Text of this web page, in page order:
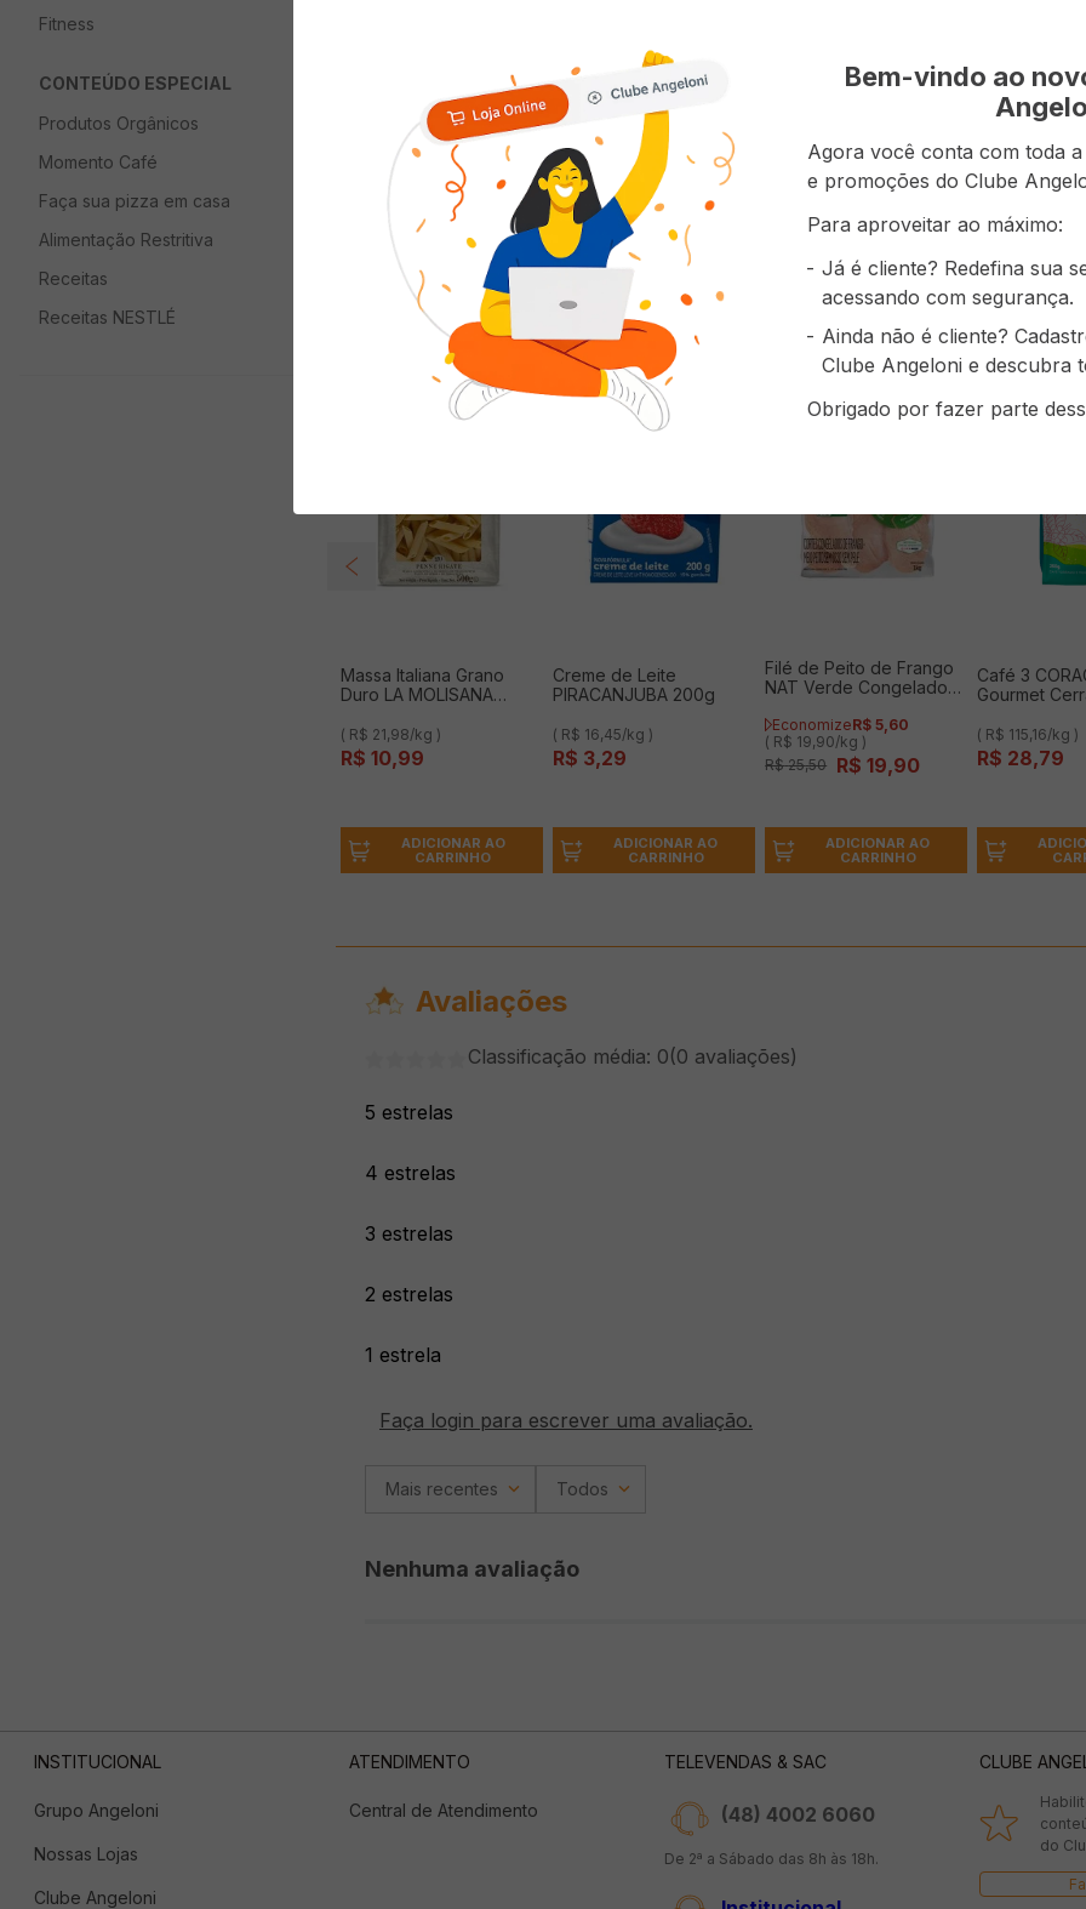
Fitness
CONTEÚDO ESPECIAL
Produtos Orgânicos
Momento Café
Faça sua pizza em casa
Alimentação Restritiva
Receitas
Receitas NESTLÉ
Composição
Integral
Tipo
Espaguete
Quem viu comprou também
Massa Italiana Grano
Duro LA MOLISANA
( R$ 21,98/kg )
R$ 10,99
ADICIONAR AO
CARRINHO
Creme de Leite
PIRACANJUBA 200g
( R$ 16,45/kg )
R$ 3,29
ADICIONAR AO
CARRINHO
Filé de Peito de Frango
NAT Verde Congelado
EconomizeR$ 5 60
( R$ 19,90/kg )
R$ 25,50 R$ 19,90
ADICIONAR AO
CARRINHO
Café 3
Gourmet
( R$ 115,16/kg )
R$ 28,79
Avaliações
Classificação média: 0(0 avaliações)
5 estrelas
4 estrelas
3 estrelas
2 estrelas
1 estrela
Faça login para escrever uma avaliação.
Mais recentes Todos
Nenhuma avaliação
INSTITUCIONAL
Grupo Angeloni
Nossas Lojas
Clube Angeloni
ATENDIMENTO
Central de Atendimento
TELEVENDAS & SAC
(48) 4002 6060
De 2ª a Sábado das 8h às 18h.
CLUBE
do
Bem-vindo ao
Agora você conta com toda
e promoções do Clube
Para aproveitar ao máximo:
Já é cliente? Redefina sua
acessando com segurança.
Ainda não é cliente?
Clube Angeloni e descubra
Obrigado por fazer parte